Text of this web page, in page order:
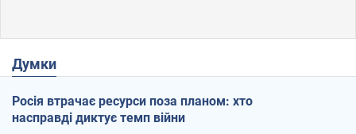
Думки
Росія втрачає ресурси поза планом: хто
насправді диктує темп війни